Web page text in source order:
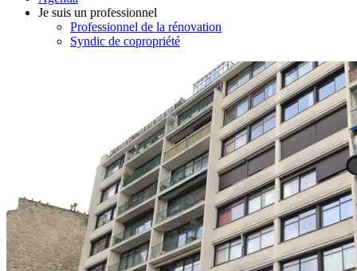
Je suis un professionnel
Professionnel de la rénovation
Syndic de copropriété